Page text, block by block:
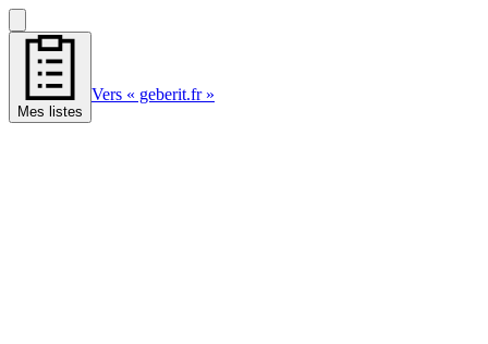
Mes listes
Vers « geberit.fr »